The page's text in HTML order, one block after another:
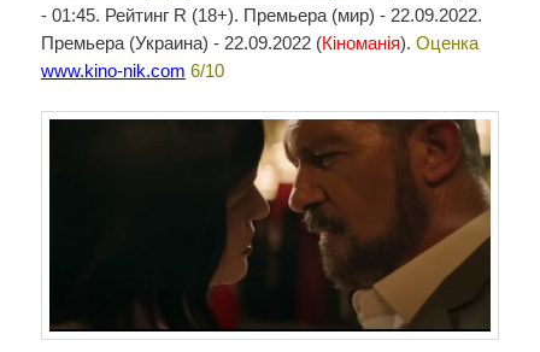
- 01:45. Рейтинг R (18+). Премьера (мир) - 22.09.2022.
Премьера (Украина) - 22.09.2022 (Кіноманія).
www.kino-nik.com 6/10